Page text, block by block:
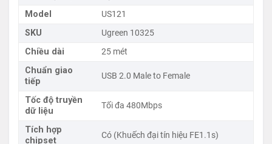
nghị… trong không gian lớn.
Phù hợp cho văn phòng, trường học, hội trường,
showroom.
Không cần cài đặt driver, chỉ cần cắm là chạy.
Tính năng nổi bật
Model
US121
SKU
Ugreen 10325
Chiều dài
25 mét
Chuẩn giao
tiếp
USB 2.0 Male to Female
Tốc độ truyền
dữ liệu
Tối đa 480Mbps
Tích hợp
chipset
Có (Khuếch đại tín hiệu FE1.1s)